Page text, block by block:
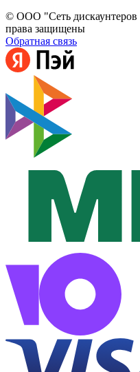
© ООО "Сеть
права защищены
Обратная связь